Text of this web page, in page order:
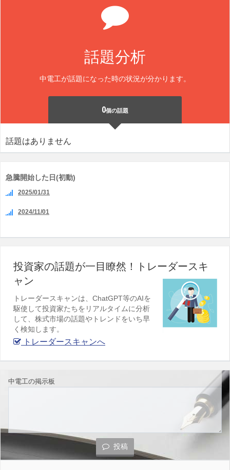
話題分析
中電工が話題になった時の状況が分かります。
0個の話題
話題はありません
急騰開始した日(初動)
2025/01/31
2024/11/01
投資家の話題が一目瞭然！トレーダースキ
ャン
トレーダースキャンは、ChatGPT等のAIを
駆使して投資家たちをリアルタイムに分析
して、株式市場の話題やトレンドをいち早
く検知します。
トレーダースキャンへ
中電工の掲示板
投稿